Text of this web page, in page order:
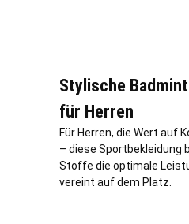
Stylische
für Herren
Für Herren, die Wert auf
– diese
Stoffe die optimale
vereint auf dem Platz.